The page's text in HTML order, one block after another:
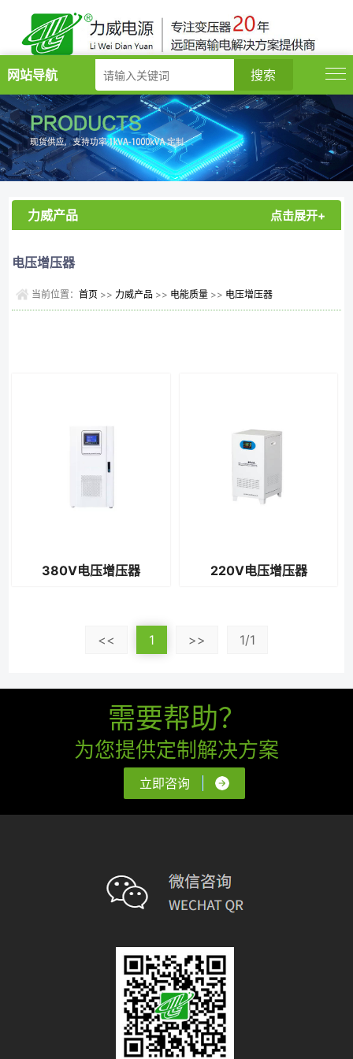
网站导航
力威产品 点击展开+
电压增压器
当前位置：首页 >> 力威产品 >> 电能质量 >> 电压增压器
380V电压增压器 220V电压增压器
<< 1 >> 1/1
需要帮助？
为您提供定制解决方案
立即咨询